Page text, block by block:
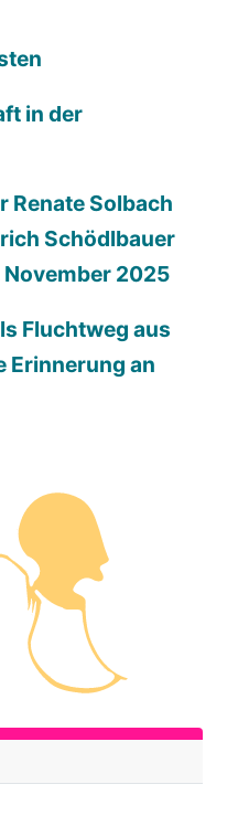
in der
Renate Solbach
Schödlbauer
2025
Fluchtweg aus
Erinnerung an